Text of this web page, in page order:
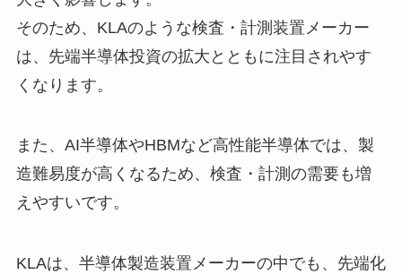
そのため、KLAのような検査・計測装置メーカー
は、先端半導体投資の拡大とともに注目されやす
くなります。
また、AI半導体やHBMなど高性能半導体では、製
造難易度が高くなるため、検査・計測の需要も増
えやすいです。
KLAは、半導体製造装置メーカーの中でも、先端化